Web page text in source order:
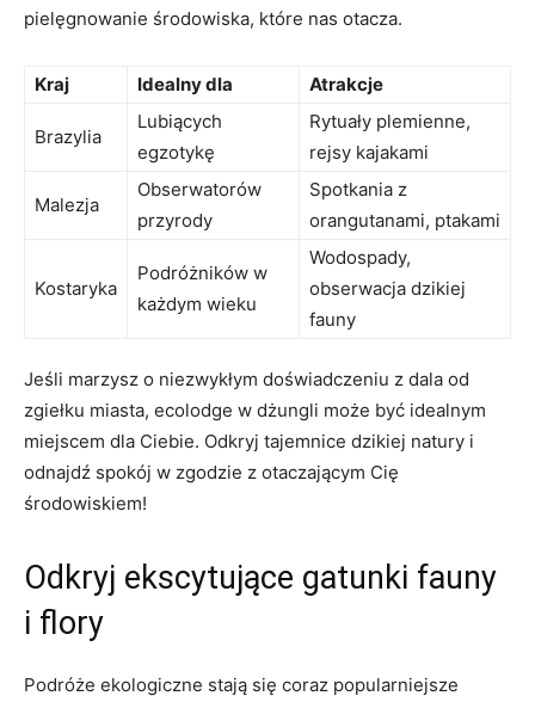
pielęgnowanie ⁤środowiska, które nas⁢ otacza.
Kraj Idealny dla Atrakcje
Brazylia
Lubiących
egzotykę
Rytuały​ plemienne,
‌rejsy kajakami
Malezja
Obserwatorów
przyrody
Spotkania z⁤
orangutanami, ptakami
Kostaryka
Podróżników ​w
każdym wieku
Wodospady,
obserwacja dzikiej
fauny
Jeśli marzysz o niezwykłym​ doświadczeniu⁣ z ‌dala od
zgiełku⁤ miasta, ecolodge w dżungli może być idealnym⁤
miejscem dla Ciebie. ‍Odkryj tajemnice dzikiej natury i
odnajdź spokój w zgodzie z otaczającym Cię
środowiskiem!
Odkryj ekscytujące‌ gatunki fauny
i flory
Podróże ekologiczne stają się coraz popularniejsze